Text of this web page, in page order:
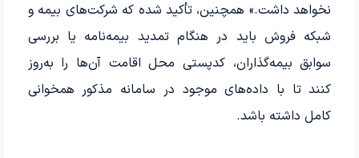
نخواهد داشت.» همچنین، تأکید شده که شرکت‌های بیمه و
شبکه فروش باید در هنگام تمدید بیمه‌نامه یا بررسی
سوابق بیمه‌گذاران، کدپستی محل اقامت آن‌ها را به‌روز
کنند تا با داده‌های موجود در سامانه مذکور همخوانی
کامل داشته باشد.